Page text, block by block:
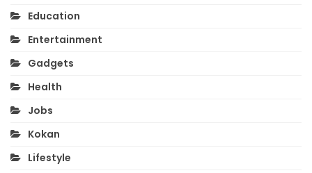
Education
Entertainment
Gadgets
Health
Jobs
Kokan
Lifestyle